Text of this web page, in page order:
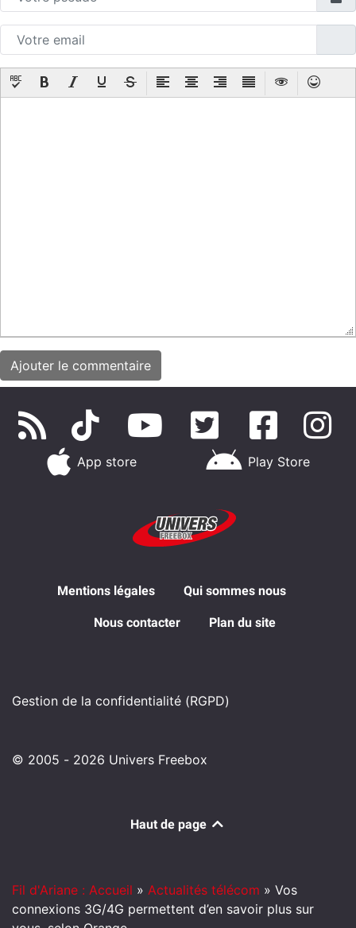
App store Play Store
Mentions légales Qui sommes nous
Nous contacter Plan du site
Gestion de la confidentialité (RGPD)
© 2005 - 2026 Univers Freebox
Haut de page
Fil d'Ariane : Accueil » Actualités télécom » Vos
connexions 3G/4G permettent d’en savoir plus sur